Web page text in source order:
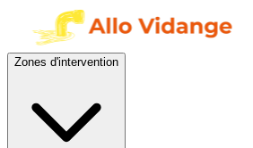
Zones d'intervention